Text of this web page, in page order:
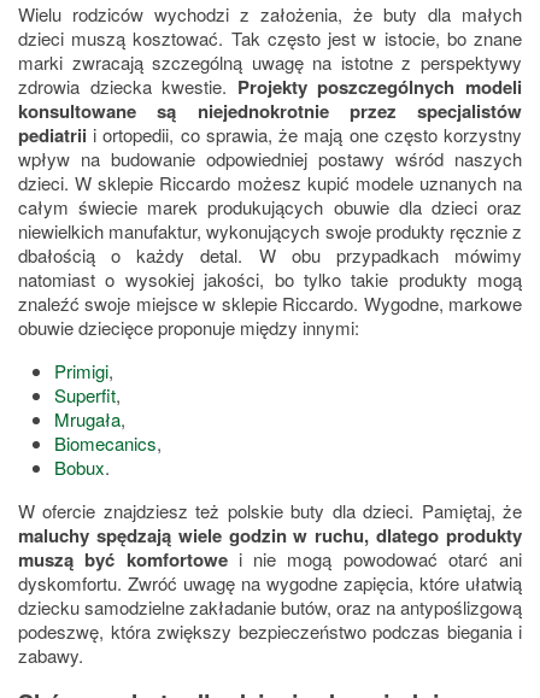
Wielu rodziców wychodzi z założenia, że buty dla małych
dzieci muszą kosztować. Tak często jest w istocie, bo znane
marki zwracają szczególną uwagę na istotne z perspektywy
zdrowia dziecka kwestie. Projekty poszczególnych modeli
konsultowane są niejednokrotnie przez specjalistów
pediatrii i ortopedii, co sprawia, że mają one często korzystny
wpływ na budowanie odpowiedniej postawy wśród naszych
dzieci. W sklepie Riccardo możesz kupić modele uznanych na
całym świecie marek produkujących obuwie dla dzieci oraz
niewielkich manufaktur, wykonujących swoje produkty ręcznie z
dbałością o każdy detal. W obu przypadkach mówimy
natomiast o wysokiej jakości, bo tylko takie produkty mogą
znaleźć swoje miejsce w sklepie Riccardo. Wygodne, markowe
obuwie dziecięce proponuje między innymi:
Primigi,
Superfit,
Mrugała,
Biomecanics,
Bobux.
W ofercie znajdziesz też polskie buty dla dzieci. Pamiętaj, że
maluchy spędzają wiele godzin w ruchu, dlatego produkty
muszą być komfortowei nie mogą powodować otarć ani
dyskomfortu. Zwróć uwagę na wygodne zapięcia, które ułatwią
dziecku samodzielne zakładanie butów, oraz na antypoślizgową
podeszwę, która zwiększy bezpieczeństwo podczas biegania i
zabawy.